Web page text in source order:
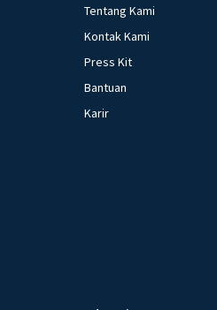
Tentang Kami
Kontak Kami
Press Kit
Bantuan
Karir